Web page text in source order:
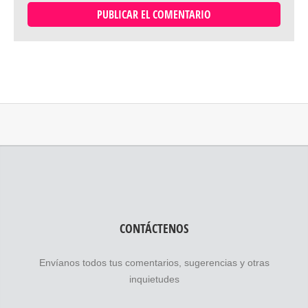
CONTÁCTENOS
Envíanos todos tus comentarios, sugerencias y otras
inquietudes